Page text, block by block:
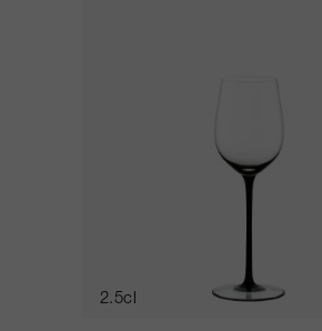
2.5cl